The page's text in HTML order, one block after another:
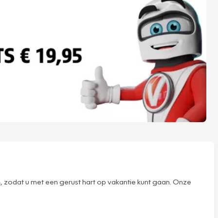
u met een gerust hart op vakantie kunt gaan. Onze